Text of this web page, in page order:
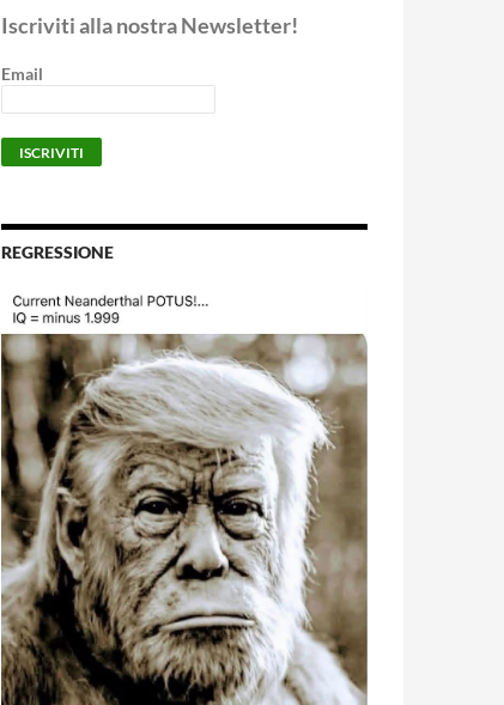
Iscriviti alla nostra Newsletter!
Email
REGRESSIONE